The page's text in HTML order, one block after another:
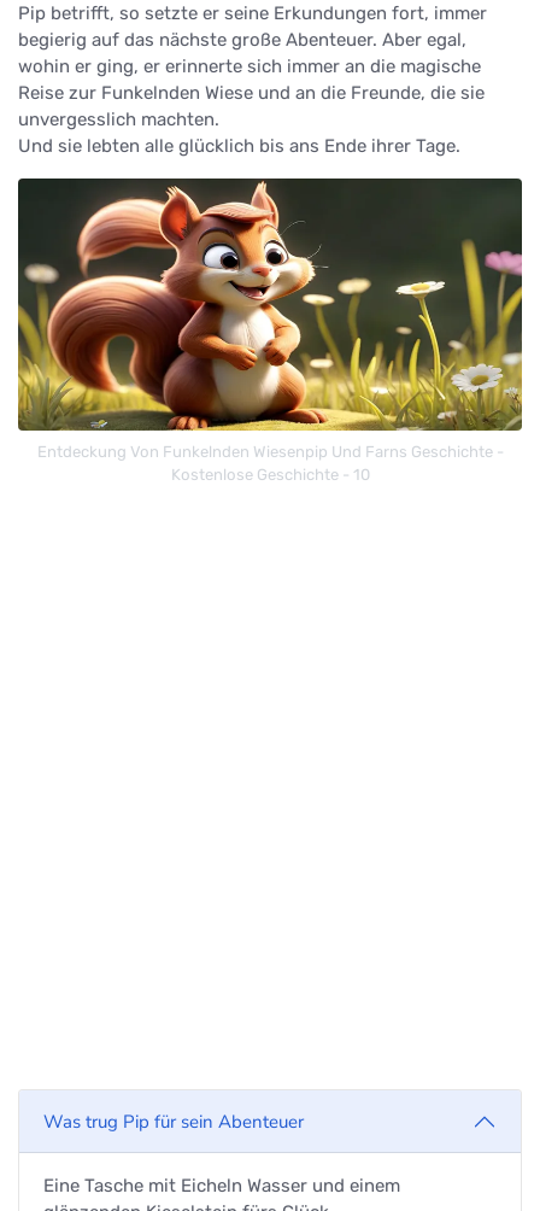
Pip betrifft, so setzte er seine Erkundungen fort, immer
begierig auf das nächste große Abenteuer. Aber egal,
wohin er ging, er erinnerte sich immer an die magische
Reise zur Funkelnden Wiese und an die Freunde, die sie
unvergesslich machten.
Und sie lebten alle glücklich bis ans Ende ihrer Tage.
Entdeckung Von Funkelnden Wiesenpip Und Farns Geschichte -
Kostenlose Geschichte - 10
Was trug Pip für sein Abenteuer
Eine Tasche mit Eicheln Wasser und einem